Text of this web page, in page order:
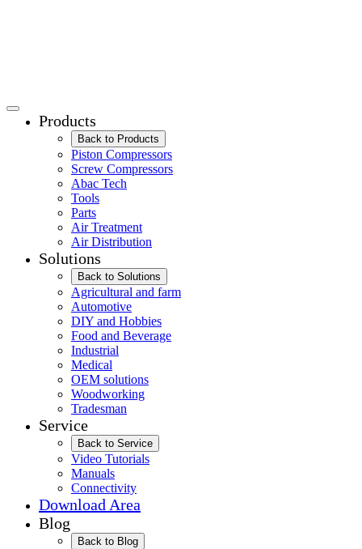
Products
Back to Products
Piston Compressors
Screw Compressors
Abac Tech
Tools
Parts
Air Treatment
Air Distribution
Solutions
Back to Solutions
Agricultural and farm
Automotive
DIY and Hobbies
Food and Beverage
Industrial
Medical
OEM solutions
Woodworking
Tradesman
Service
Back to Service
Video Tutorials
Manuals
Connectivity
Download Area
Blog
Back to Blog